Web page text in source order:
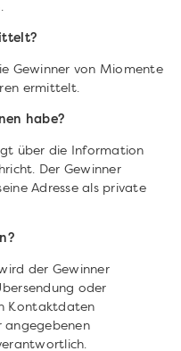
Gewinner von Miomente
ermittelt.
habe?
über die Information
Der Gewinner
Adresse als private
der Gewinner
oder
Kontaktdaten
angegebenen